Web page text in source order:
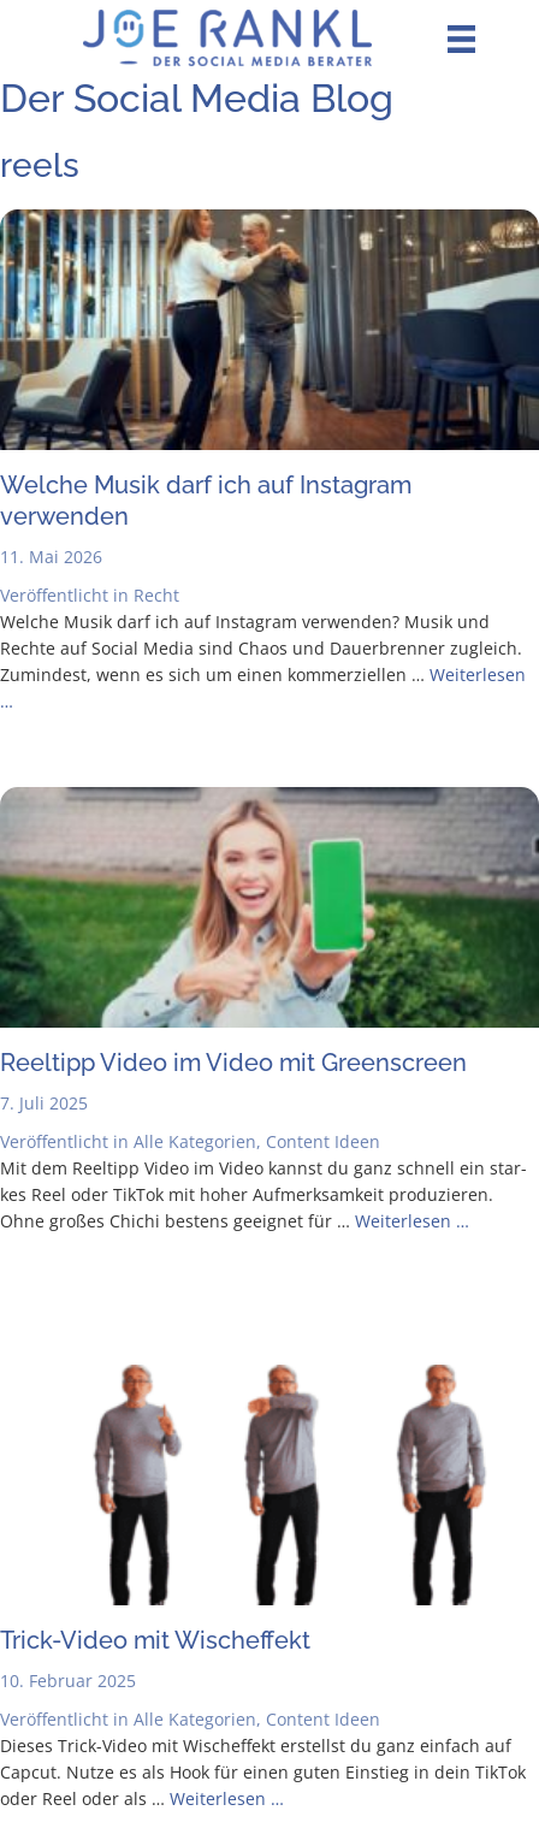
Der Social Media Blog
reels
Wel­che Musik darf ich auf Insta­gram
verwenden
11. Mai 2026
Veröffentlicht in Recht
Wel­che Musik darf ich auf Insta­gram ver­wen­den? Musik und
Rech­te auf Social Media sind Cha­os und Dau­er­bren­ner zugleich.
Zumin­dest, wenn es sich um einen kom­mer­zi­el­len … Wei­ter­le­sen
…
Reel­tipp Video im Video mit Greenscreen
7. Juli 2025
Veröffentlicht in Alle Kategorien, Content Ideen
Mit dem Reel­tipp Video im Video kannst du ganz schnell ein star­
kes Reel oder Tik­Tok mit hoher Auf­merk­sam­keit pro­du­zie­ren.
Ohne gro­ßes Chi­chi bes­tens geeig­net für … Wei­ter­le­sen …
Trick-Video mit Wischeffekt
10. Februar 2025
Veröffentlicht in Alle Kategorien, Content Ideen
Die­ses Trick-Video mit Wisch­ef­fekt erstellst du ganz ein­fach auf
Cap­cut. Nut­ze es als Hook für einen guten Ein­stieg in dein Tik­Tok
oder Reel oder als … Wei­ter­le­sen …